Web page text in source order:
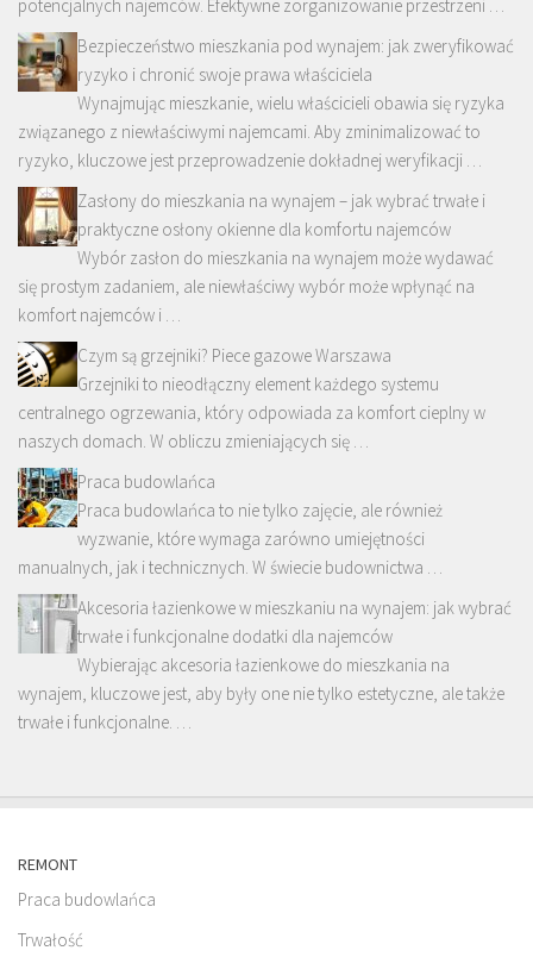
potencjalnych najemców. Efektywne zorganizowanie przestrzeni …
Bezpieczeństwo mieszkania pod wynajem: jak zweryfikować
ryzyko i chronić swoje prawa właściciela
Wynajmując mieszkanie, wielu właścicieli obawia się ryzyka
związanego z niewłaściwymi najemcami. Aby zminimalizować to
ryzyko, kluczowe jest przeprowadzenie dokładnej weryfikacji …
Zasłony do mieszkania na wynajem – jak wybrać trwałe i
praktyczne osłony okienne dla komfortu najemców
Wybór zasłon do mieszkania na wynajem może wydawać
się prostym zadaniem, ale niewłaściwy wybór może wpłynąć na
komfort najemców i …
Czym są grzejniki? Piece gazowe Warszawa
Grzejniki to nieodłączny element każdego systemu
centralnego ogrzewania, który odpowiada za komfort cieplny w
naszych domach. W obliczu zmieniających się …
Praca budowlańca
Praca budowlańca to nie tylko zajęcie, ale również
wyzwanie, które wymaga zarówno umiejętności
manualnych, jak i technicznych. W świecie budownictwa …
Akcesoria łazienkowe w mieszkaniu na wynajem: jak wybrać
trwałe i funkcjonalne dodatki dla najemców
Wybierając akcesoria łazienkowe do mieszkania na
wynajem, kluczowe jest, aby były one nie tylko estetyczne, ale także
trwałe i funkcjonalne. …
REMONT
Praca budowlańca
Trwałość